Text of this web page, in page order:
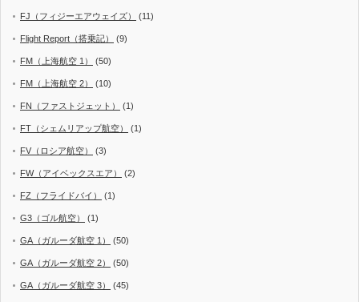
FJ（フィジーエアウェイズ） (11)
Flight Report（搭乗記） (9)
FM（上海航空 1） (50)
FM（上海航空 2） (10)
FN（ファストジェット） (1)
FT（シェムリアップ航空） (1)
FV（ロシア航空） (3)
FW（アイベックスエア） (2)
FZ（フライドバイ） (1)
G3（ゴル航空） (1)
GA（ガルーダ航空 1） (50)
GA（ガルーダ航空 2） (50)
GA（ガルーダ航空 3） (45)